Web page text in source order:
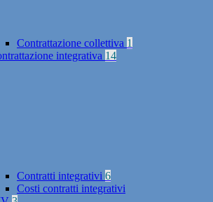
Contrattazione collettiva 1
integrativa 14
Contratti integrativi 6
Costi contratti integrativi